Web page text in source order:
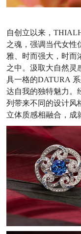
自创立以来，
之魂，强调当代女性
雅、时而强大，时而
之中。汲取大自然灵
具一格的DATURA
达自我的独特魅力。
列带来不同的设计风
立体质感相融合，成